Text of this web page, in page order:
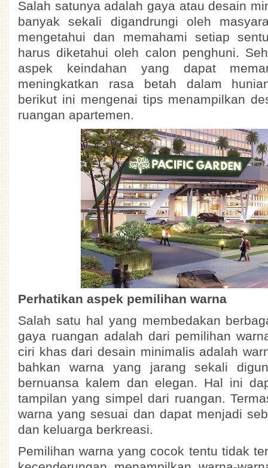
Salah satunya adalah gaya atau desain
banyak sekali digandrungi oleh
mengetahui dan memahami setiap
harus diketahui oleh calon penghuni.
aspek keindahan yang dapat
meningkatkan rasa betah dalam
berikut ini mengenai tips menampilkan
ruangan apartemen.
Perhatikan aspek pemilihan warna
Salah satu hal yang membedakan
gaya ruangan adalah dari pemilihan
ciri khas dari desain minimalis adalah
bahkan warna yang jarang sekali
bernuansa kalem dan elegan. Hal ini
tampilan yang simpel dari ruangan.
warna yang sesuai dan dapat menjadi
dan keluarga berkreasi.
Pemilihan warna yang cocok tentu tidak